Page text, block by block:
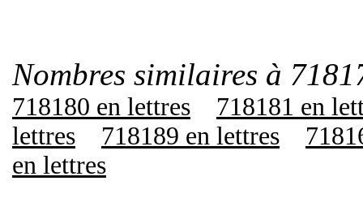
Nombres similaires à
718180 en lettres
718181 en
lettres
718189 en lettres
en lettres